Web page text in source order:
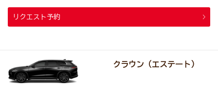
リクエスト予約
クラウン（エステート）